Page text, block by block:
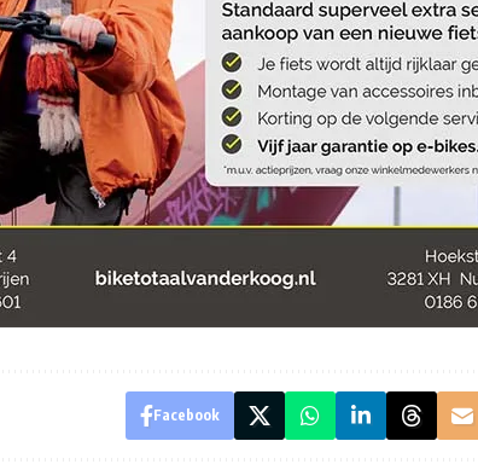
Facebook